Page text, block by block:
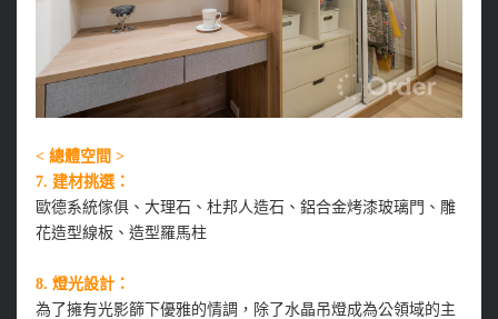
< 總體空間 >
7. 建材挑選：
歐德系統傢俱、大理石、杜邦人造石、鋁合金烤漆玻璃門、雕
花造型線板、造型羅馬柱
8. 燈光設計：
為了擁有光影篩下優雅的情調，除了水晶吊燈成為公領域的主